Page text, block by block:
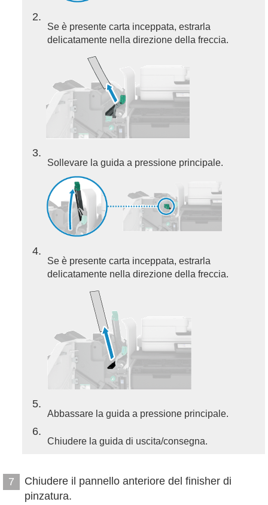
2
Se è presente carta inceppata, estrarla
delicatamente nella direzione della freccia.
3
Sollevare la guida a pressione principale.
4
Se è presente carta inceppata, estrarla
delicatamente nella direzione della freccia.
5
Abbassare la guida a pressione principale.
6
Chiudere la guida di uscita/consegna.
7
Chiudere il pannello anteriore del finisher di
pinzatura.